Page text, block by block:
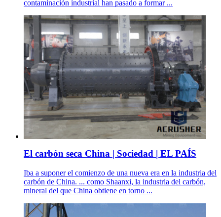
contaminación industrial han pasado a formar ...
El carbón seca China | Sociedad | EL PAÍS
Iba a suponer el comienzo de una nueva era en la industria del
carbón de China. ... como Shaanxi, la industria del carbón,
mineral del que China obtiene en torno ...